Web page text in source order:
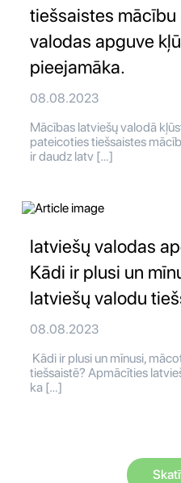
tiešsaistes
valodas apguve
pieejamāka.
08.08.2023
Mācības latviešų valodā
pateicoties tiešsaistes
ir daudz latv […]
latviešų valodas
Kādi ir plusi un
latviešų valodu
08.08.2023
Kādi ir plusi un mīnusi,
tiešsaistē? Apmācīties
ka […]